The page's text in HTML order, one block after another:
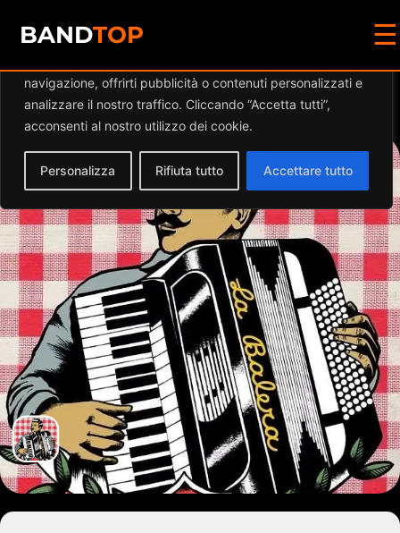
Diamo valore alla tua privacy
navigazione, offrirti pubblicità o contenuti personalizzati e
analizzare il nostro traffico. Cliccando “Accetta tutti”,
acconsenti al nostro utilizzo dei cookie.
Personalizza Rifiuta tutto Accettare tutto
BANDTOP ☰
Events at this location